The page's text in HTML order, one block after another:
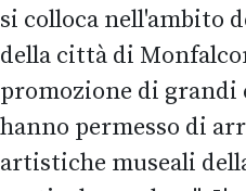
si colloca nell'ambito
della città di
promozione di grandi
hanno permesso di
artistiche museali